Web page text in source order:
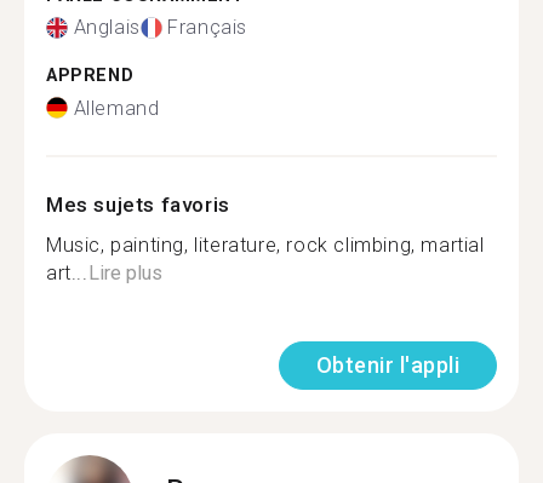
Anglais Français
APPREND
Allemand
Mes sujets favoris
Music, painting, literature, rock climbing, martial
art... Lire plus
Obtenir l'appli